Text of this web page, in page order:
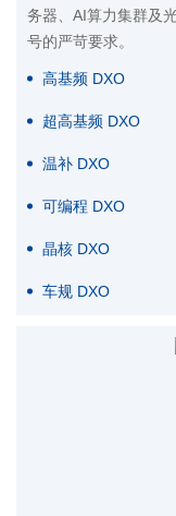
务器、AI算力集群及
号的严苛要求。
高基频 DXO
超高基频 DXO
温补 DXO
可编程 DXO
晶核 DXO
车规 DXO